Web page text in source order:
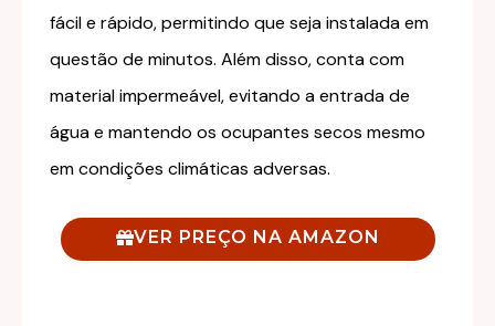
fácil e rápido, permitindo que seja instalada em
questão de minutos. Além disso, conta com
material impermeável, evitando a entrada de
água e mantendo os ocupantes secos mesmo
em condições climáticas adversas.
VER PREÇO NA AMAZON